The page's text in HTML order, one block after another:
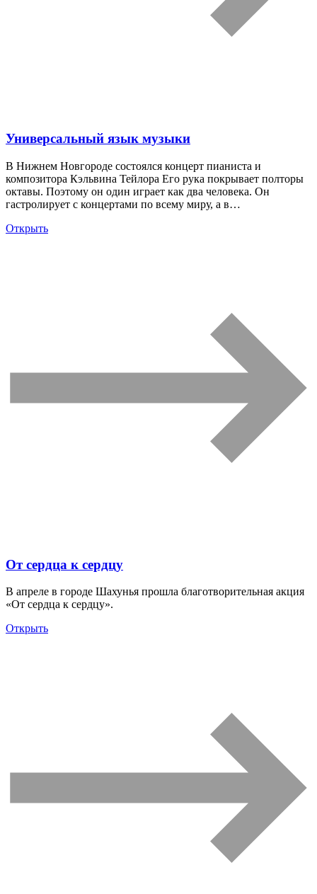
Универсальный язык музыки
В Нижнем Новгороде состоялся концерт пианиста и
композитора Кэльвина Тейлора Его рука покрывает полторы
октавы. Поэтому он один играет как два человека. Он
гастролирует с концертами по всему миру, а в…
Открыть
От сердца к сердцу
В апреле в городе Шахунья прошла благотворительная акция
«От сердца к сердцу».
Открыть